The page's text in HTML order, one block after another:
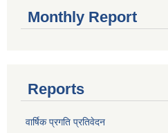
Monthly Report
Reports
वार्षिक प्रगति प्रतिवेदन